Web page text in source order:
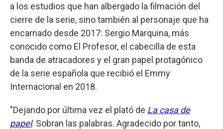
a los estudios que han albergado la filmación del
cierre de la serie, sino también al personaje que ha
encarnado desde 2017: Sergio Marquina, más
conocido como El Profesor, el cabecilla de esta
banda de atracadores y el gran papel protagónico
de la serie española que recibió el Emmy
Internacional en 2018.
"Dejando por última vez el plató de La casa de
papel. Sobran las palabras. Agradecido por tanto,